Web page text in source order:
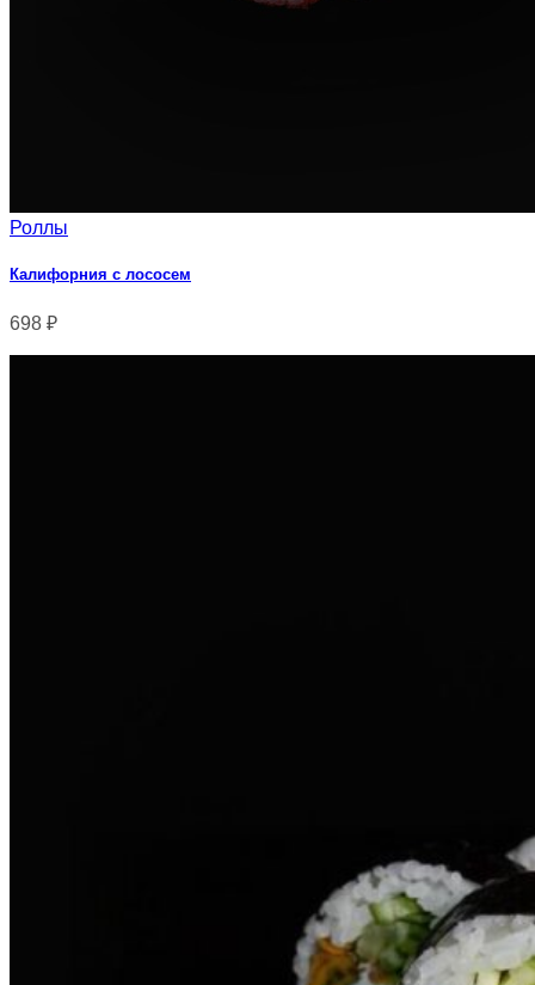
Роллы
Калифорния с лососем
698 ₽